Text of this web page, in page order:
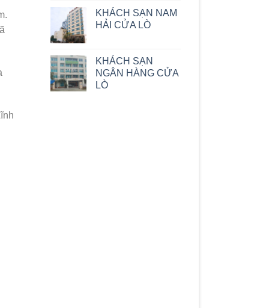
KHÁCH SẠN NAM
HẢI CỬA LÒ
KHÁCH SẠN
NGÂN HÀNG CỬA
LÒ